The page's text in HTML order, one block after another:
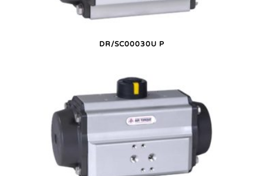
DR/SC00030U P